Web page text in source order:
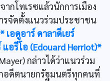
กโทเรซแล้วนักการเมือง
จัดตั้งแนวร่วมประชาชน
เอดูอาร์ ดาลาดีเยร์
แอรีโอ (Edouard Herriot)*
กล่าวได้ว่าแนวร่วม
อดีตนายกรัฐมนตรีทุกคนที่